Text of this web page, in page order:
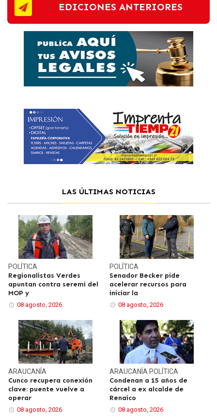
EDICIONES ANTERIORES
LAS ÚLTIMAS NOTICIAS
POLÍTICA
Regionalistas Verdes
apuntan contra seremi del
MOP y
08 agosto, 2026
POLÍTICA
Senador Becker pide
acelerar recursos para
iniciar la
08 agosto, 2026
ARAUCANÍA
Cunco recupera conexión
clave: puente vuelve a
operar
08 agosto, 2026
ARAUCANÍA POLÍTICA
Condenan a 15 años de
cárcel a ex alcalde de
Renaico
08 agosto, 2026